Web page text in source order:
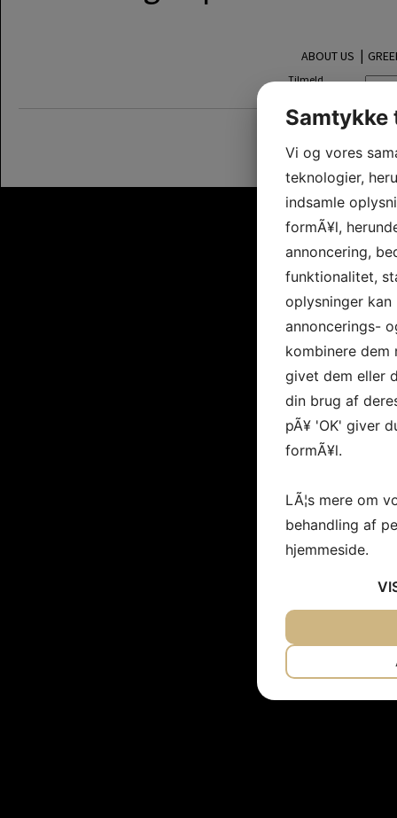
ABOUT US |
Tilmeld
Vi og vores
teknologier,
indsamle
formÃ¥l,
annoncering,
funktionalitet,
oplysninger
annoncerings-
kombinere dem
givet dem eller
din brug af
pÃ¥ 'OK' giver
formÃ¥l.
LÃ¦s mere om
behandling af
hjemmeside.